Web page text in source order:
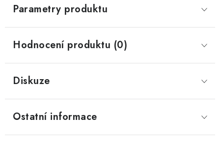
Parametry produktu
Hodnocení produktu (0)
Diskuze
Ostatní informace